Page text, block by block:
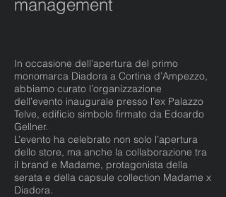
management
In occasione dell’apertura del primo
monomarca Diadora a Cortina d’Ampezzo,
abbiamo curato l’organizzazione
dell’evento inaugurale presso l’ex Palazzo
Telve, edificio simbolo firmato da Edoardo
Gellner.
L’evento ha celebrato non solo l’apertura
dello store, ma anche la collaborazione tra
il brand e Madame, protagonista della
serata e della capsule collection Madame x
Diadora.